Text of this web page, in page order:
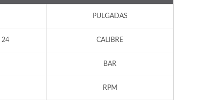
PULGADAS
24 CALIBRE
BAR
RPM